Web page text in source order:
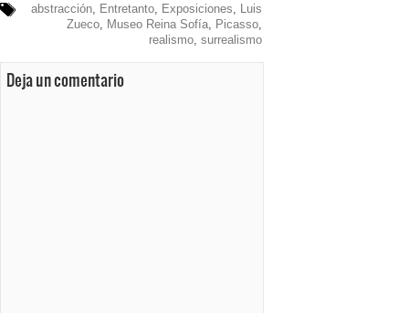
abstracción, Entretanto, Exposiciones
Luis
Zueco, Museo Reina Sofía, Picasso,
realismo, surrealismo
Deja un comentario